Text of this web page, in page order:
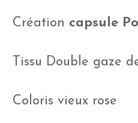
Création capsule
Tissu Double gaze
Coloris vieux rose